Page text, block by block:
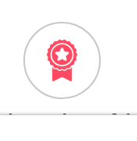
10 Jahre